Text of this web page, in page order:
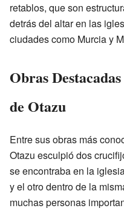
retablos, que son
detrás del altar en las
ciudades como Murcia y
Obras
de Otazu
Entre sus obras más
Otazu esculpió dos
se encontraba en la
y el otro dentro de la
muchas personas